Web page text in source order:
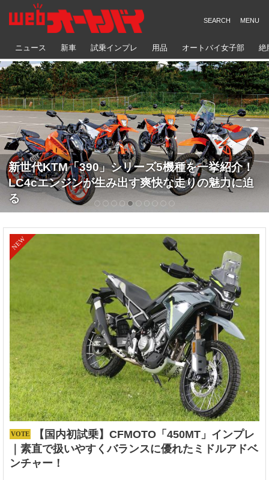
ニュース 新車 試乗インプレ 用品 オートバイ女子部 絶
TSRの車高ダウンセットでホンダ車の足つきを大
幅改善！【TSR ではCB/CBR650R、
CBR600RR、CBR1000RR-R、CB1000F、X-
ADV用の車高ダウンセットを用意】
【国内初試乗】CFMOTO「450MT」インプレ
｜素直で扱いやすくバランスに優れたミドルアドベ
ンチャー！